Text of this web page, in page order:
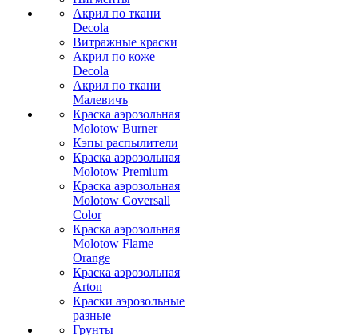
Акрил по ткани
Decola
Витражные краски
Акрил по коже
Decola
Акрил по ткани
Малевичъ
Краска аэрозольная
Molotow Burner
Кэпы распылители
Краска аэрозольная
Molotow Premium
Краска аэрозольная
Molotow Coversall
Color
Краска аэрозольная
Molotow Flame
Orange
Краска аэрозольная
Arton
Краски аэрозольные
разные
Грунты